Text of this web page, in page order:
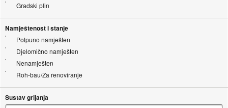
Gradski plin
Namještenost i stanje
Potpuno namješten
Djelomično namješten
Nenamješten
Roh-bau/Za renoviranje
Sustav grijanja